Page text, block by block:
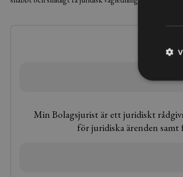
Min Bolagsjurist är ett juridiskt
för juridiska ärenden